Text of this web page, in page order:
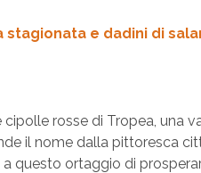
e dadini di
rosse di Tropea, una
il nome dalla pittoresca
questo ortaggio di